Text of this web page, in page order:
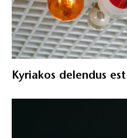
Kyriakos delendus est